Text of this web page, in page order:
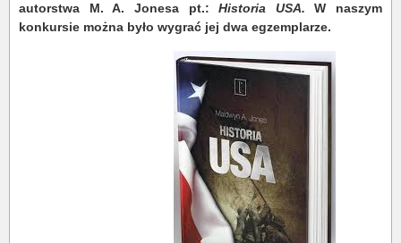
autorstwa M. A. Jonesa pt.:Historia USA. W naszym
konkursie można było wygrać jej dwa egzemplarze.